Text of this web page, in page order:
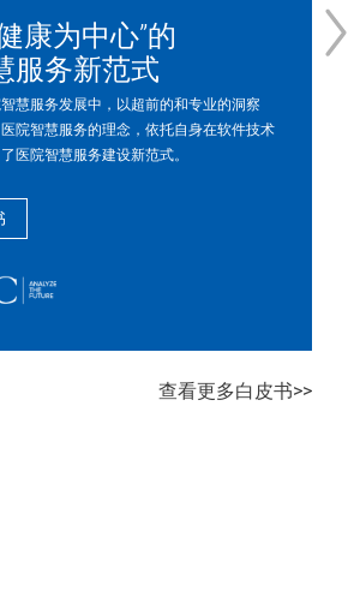
康为中心”的
服务新范式
慧服务发展中，以超前的和专业的洞察
院智慧服务的理念，依托自身在软件技术
医院智慧服务建设新范式。
查看更多白皮书